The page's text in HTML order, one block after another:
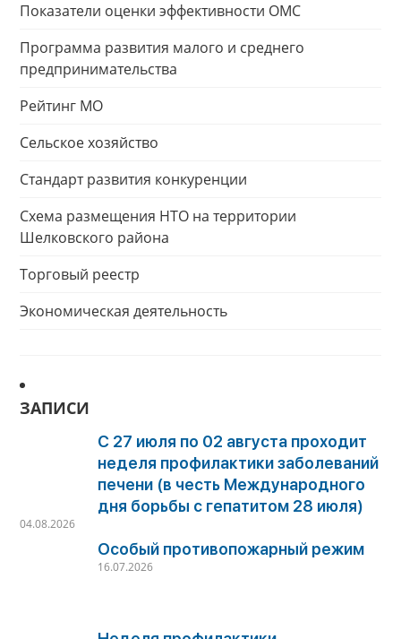
Показатели оценки эффективности ОМС
Программа развития малого и среднего
предпринимательства
Рейтинг МО
Сельское хозяйство
Стандарт развития конкуренции
Схема размещения НТО на территории
Шелковского района
Торговый реестр
Экономическая деятельность
ЗАПИСИ
С 27 июля по 02 августа проходит
неделя профилактики заболеваний
печени (в честь Международного
дня борьбы с гепатитом 28 июля)
04.08.2026
Особый противопожарный режим
16.07.2026